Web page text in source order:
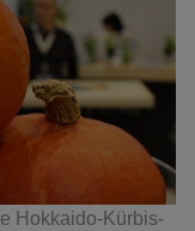
Hokkaido-Kürbis-